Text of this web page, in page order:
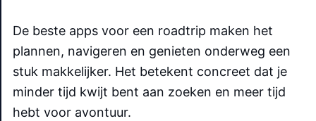
De beste apps voor een roadtrip maken het
plannen, navigeren en genieten onderweg een
stuk makkelijker. Het betekent concreet dat je
minder tijd kwijt bent aan zoeken en meer tijd
hebt voor avontuur.